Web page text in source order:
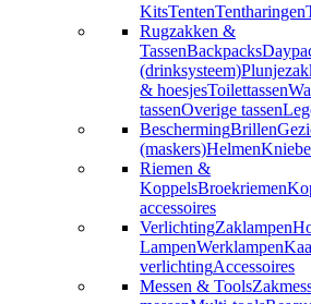
KitsTentenTentharingen
Rugzakken &
TassenBackpacks
(drinksysteem)
& hoesjesToilettassen
tassenOverige tassen
BeschermingBrillen
(maskers)Helmen
Riemen &
KoppelsBroekriemen
accessoires
VerlichtingZaklampen
LampenWerklampen
verlichtingAccessoires
Messen & Tools